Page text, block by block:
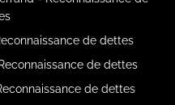
de dettes
de dettes
de dettes